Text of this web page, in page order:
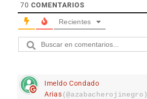
70 COMENTARIOS
Recientes
Imeldo Condado
Arias(@azabacherojinegro)